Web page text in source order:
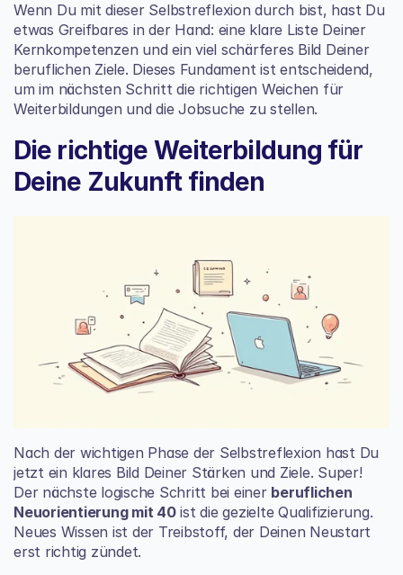
Wenn Du mit dieser Selbstreflexion durch bist, hast Du
etwas Greifbares in der Hand: eine klare Liste Deiner
Kernkompetenzen und ein viel schärferes Bild Deiner
beruflichen Ziele. Dieses Fundament ist entscheidend,
um im nächsten Schritt die richtigen Weichen für
Weiterbildungen und die Jobsuche zu stellen.
Die richtige Weiterbildung für
Deine Zukunft finden
Nach der wichtigen Phase der Selbstreflexion hast Du
jetzt ein klares Bild Deiner Stärken und Ziele. Super!
Der nächste logische Schritt bei einer beruflichen
Neuorientierung mit 40 ist die gezielte Qualifizierung.
Neues Wissen ist der Treibstoff, der Deinen Neustart
erst richtig zündet.